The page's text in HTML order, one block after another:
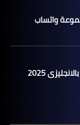
واتساب
2025